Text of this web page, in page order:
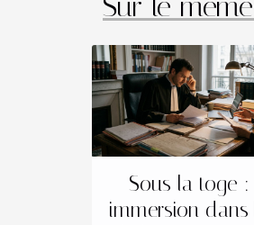
Sous la toge :
immersion dans